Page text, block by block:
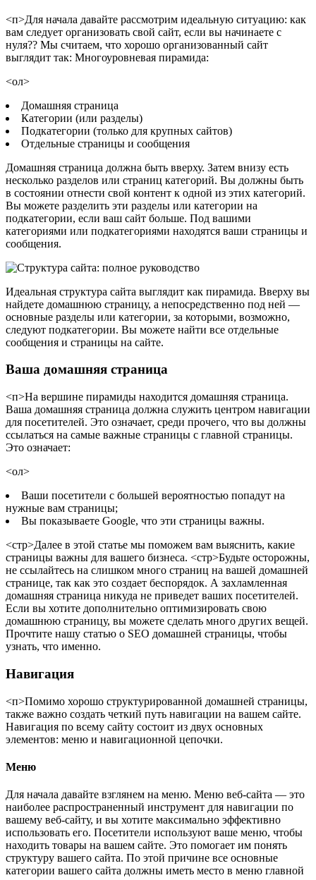
<п>Для начала давайте рассмотрим идеальную ситуацию: как
вам следует организовать свой сайт, если вы начинаете с
нуля?? Мы считаем, что хорошо организованный сайт
выглядит так: Многоуровневая пирамида:
<ол>
Домашняя страница
Категории (или разделы)
Подкатегории (только для крупных сайтов)
Отдельные страницы и сообщения
Домашняя страница должна быть вверху. Затем внизу есть
несколько разделов или страниц категорий. Вы должны быть
в состоянии отнести свой контент к одной из этих категорий.
Вы можете разделить эти разделы или категории на
подкатегории, если ваш сайт больше. Под вашими
категориями или подкатегориями находятся ваши страницы и
сообщения.
Идеальная структура сайта выглядит как пирамида. Вверху вы
найдете домашнюю страницу, а непосредственно под ней —
основные разделы или категории, за которыми, возможно,
следуют подкатегории. Вы можете найти все отдельные
сообщения и страницы на сайте.
Ваша домашняя страница
<п>На вершине пирамиды находится домашняя страница.
Ваша домашняя страница должна служить центром навигации
для посетителей. Это означает, среди прочего, что вы должны
ссылаться на самые важные страницы с главной страницы.
Это означает:
<ол>
Ваши посетители с большей вероятностью попадут на
нужные вам страницы;
Вы показываете Google, что эти страницы важны.
<стр>Далее в этой статье мы поможем вам выяснить, какие
страницы важны для вашего бизнеса. <стр>Будьте осторожны,
не ссылайтесь на слишком много страниц на вашей домашней
странице, так как это создает беспорядок. А захламленная
домашняя страница никуда не приведет ваших посетителей.
Если вы хотите дополнительно оптимизировать свою
домашнюю страницу, вы можете сделать много других вещей.
Прочтите нашу статью о SEO домашней страницы, чтобы
узнать, что именно.
Навигация
<п>Помимо хорошо структурированной домашней страницы,
также важно создать четкий путь навигации на вашем сайте.
Навигация по всему сайту состоит из двух основных
элементов: меню и навигационной цепочки.
Меню
Для начала давайте взглянем на меню. Меню веб-сайта — это
наиболее распространенный инструмент для навигации по
вашему веб-сайту, и вы хотите максимально эффективно
использовать его. Посетители используют ваше меню, чтобы
находить товары на вашем сайте. Это помогает им понять
структуру вашего сайта. По этой причине все основные
категории вашего сайта должны иметь место в меню главной